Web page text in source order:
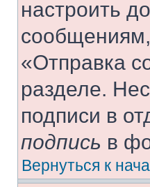
настроить
«Отправка
разделе.
подписи в
подпись в
Вернуться к